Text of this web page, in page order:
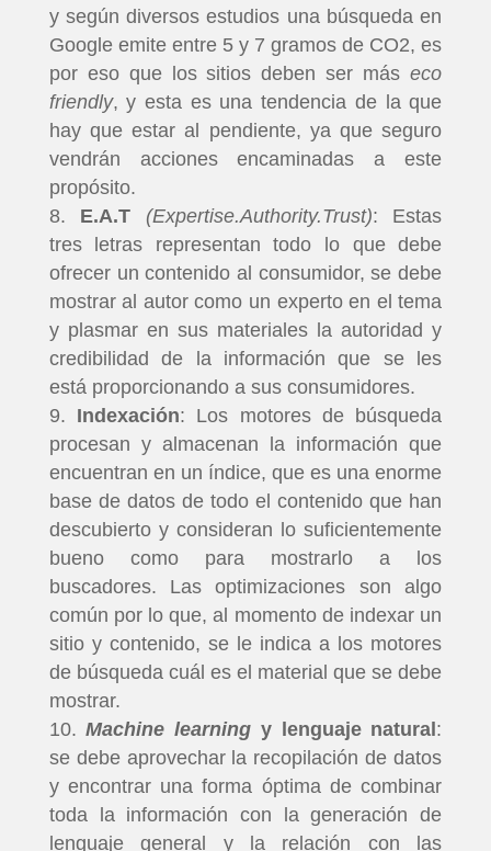
y según diversos estudios una búsqueda en
Google emite entre 5 y 7 gramos de CO2, es
por eso que los sitios deben ser máseco
friendly, y esta es una tendencia de la que
hay que estar al pendiente, ya que seguro
vendrán acciones encaminadas a este
propósito.
E.A.T
(Expertise.Authority.Trust): Estas
tres letras representan todo lo que debe
ofrecer un contenido al consumidor, se debe
mostrar al autor como un experto en el tema
y plasmar en sus materiales la autoridad y
credibilidad de la información que se les
está proporcionando a sus consumidores.
Indexación: Los motores de búsqueda
procesan y almacenan la información que
encuentran en un índice, que es una enorme
base de datos de todo el contenido que han
descubierto y consideran lo suficientemente
bueno como para mostrarlo a los
buscadores. Las optimizaciones son algo
común por lo que, al momento de indexar un
sitio y contenido, se le indica a los motores
de búsqueda cuál es el material que se debe
mostrar.
Machine learning y lenguaje natural :
se debe aprovechar la recopilación de datos
y encontrar una forma óptima de combinar
toda la información con la generación de
lenguaje general y la relación con las